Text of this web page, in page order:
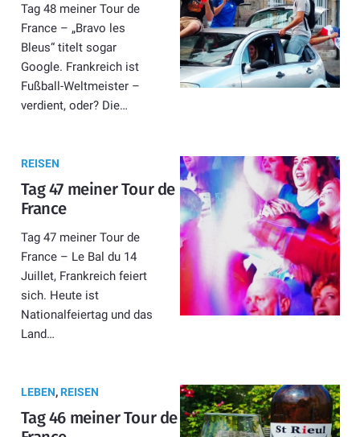
Tag 48 meiner Tour de
France – „Bravo les
Bleus“ titelt sogar
Google. Frankreich ist
Fußball-Weltmeister –
verdient, oder? Die…
REISEN
Tag 47 meiner Tour de
France
Tag 47 meiner Tour de
France – Le Bal du 14
Juillet, Frankreich feiert
sich. Heute ist
Nationalfeiertag und das
Land…
LEBEN,REISEN
Tag 46 meiner Tour de